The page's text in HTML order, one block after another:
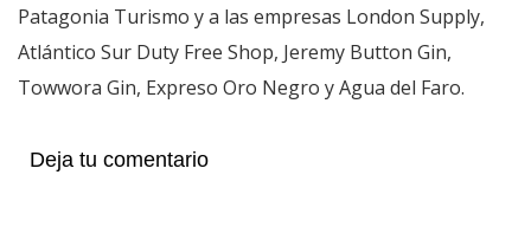
Patagonia Turismo y a las empresas London Supply,
Atlántico Sur Duty Free Shop, Jeremy Button Gin,
Towwora Gin, Expreso Oro Negro y Agua del Faro.
Deja tu comentario